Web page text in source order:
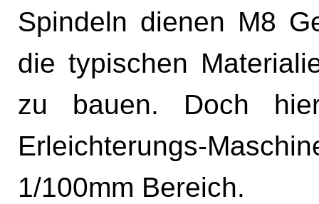
Spindeln dienen M8
die typischen
zu bauen. Doch
Erleichterungs-
1/100mm Bereich.